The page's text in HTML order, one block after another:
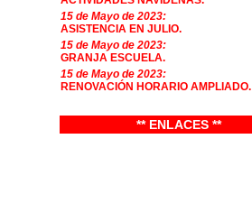
15 de Mayo de 2023:
ASISTENCIA EN JULIO.
15 de Mayo de 2023:
GRANJA ESCUELA.
15 de Mayo de 2023:
RENOVACIÓN HORARIO AMPLIADO.
** ENLACES **